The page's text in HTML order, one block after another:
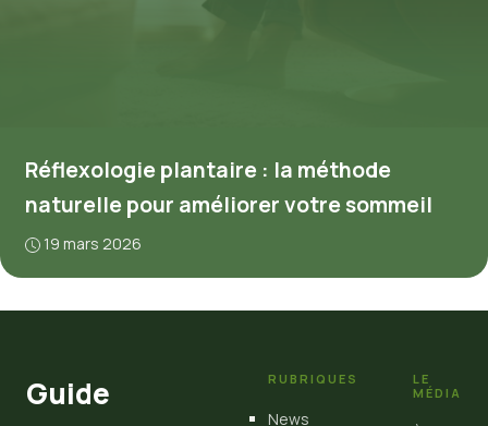
Réflexologie plantaire : la méthode
naturelle pour améliorer votre sommeil
19 mars 2026
Guide
RUBRIQUES
News
LE
MÉDIA